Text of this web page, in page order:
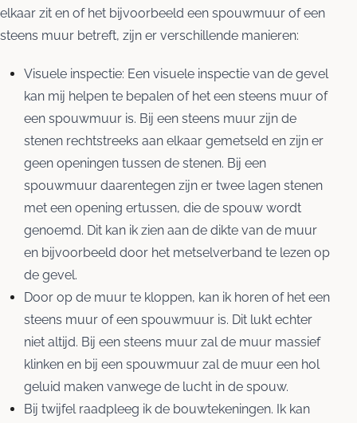
elkaar zit en of het bijvoorbeeld een spouwmuur of een
steens muur betreft, zijn er verschillende manieren:
Visuele inspectie: Een visuele inspectie van de gevel
kan mij helpen te bepalen of het een steens muur of
een spouwmuur is. Bij een steens muur zijn de
stenen rechtstreeks aan elkaar gemetseld en zijn er
geen openingen tussen de stenen. Bij een
spouwmuur daarentegen zijn er twee lagen stenen
met een opening ertussen, die de spouw wordt
genoemd. Dit kan ik zien aan de dikte van de muur
en bijvoorbeeld door het metselverband te lezen op
de gevel.
Door op de muur te kloppen, kan ik horen of het een
steens muur of een spouwmuur is. Dit lukt echter
niet altijd. Bij een steens muur zal de muur massief
klinken en bij een spouwmuur zal de muur een hol
geluid maken vanwege de lucht in de spouw.
Bij twijfel raadpleeg ik de bouwtekeningen. Ik kan